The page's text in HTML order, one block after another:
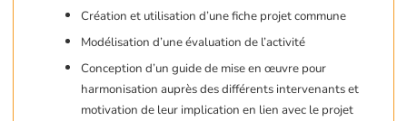
Création et utilisation d’une fiche projet commune
Modélisation d’une évaluation de l’activité
Conception d’un guide de mise en œuvre pour
harmonisation auprès des différents intervenants et
motivation de leur implication en lien avec le projet